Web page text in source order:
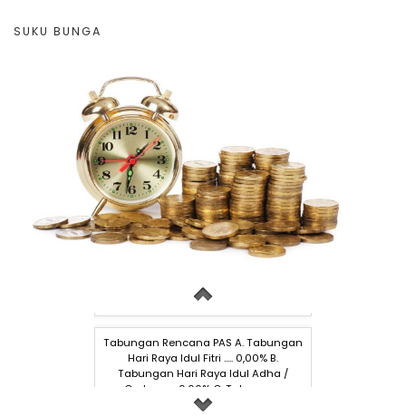
SUKU BUNGA
Deposito 1 Bulan ..... 5.25%
Deposito 3 Bulan ..... 5,50%
Deposito 6 Bulan .....5,75%
Deposito 12 Bulan ..... 6,00%
Tabungan PAS ..... 3,00%
Tabunganku ..... 3,00%
Tabungan Rencana PAS A. Tabungan
Hari Raya Idul Fitri ..... 0,00% B.
Tabungan Hari Raya Idul Adha /
Qurban ..... 0,00% C. Tabungan
Berhadiah ..... 1,50%